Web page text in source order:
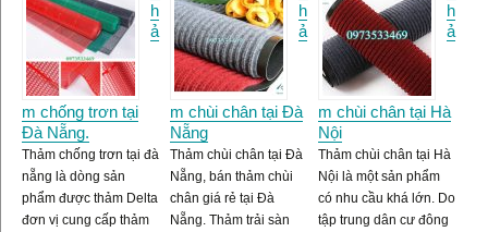
h
ả
m chống trơn tại
Đà Nẵng.
Thảm chống trơn tại đà
nẵng là dòng sản
phẩm được thảm Delta
đơn vị cung cấp thảm
h
ả
m chùi chân tại Đà
Nẵng
Thảm chùi chân tại Đà
Nẵng, bán thảm chùi
chân giá rẻ tại Đà
Nẵng. Thảm trải sàn
h
ả
m chùi chân tại Hà
Nội
Thảm chùi chân tại Hà
Nội là một sản phẩm
có nhu cầu khá lớn. Do
tập trung dân cư đông